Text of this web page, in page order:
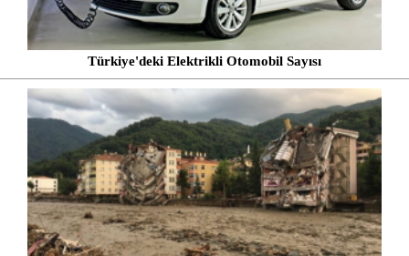
Türkiye'deki Elektrikli Otomobil Sayısı